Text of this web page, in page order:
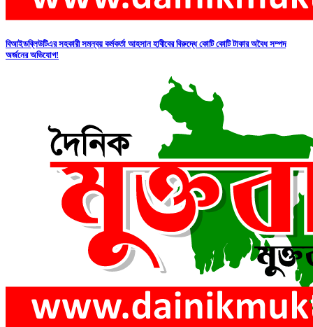
বিআইডব্লিউটিএর সহকারী সমন্বয় কর্মকর্তা আহসান হাবীবের বিরুদ্ধে কোটি কোটি টাকার অবৈধ সম্পদ
অর্জনের অভিযোগ!